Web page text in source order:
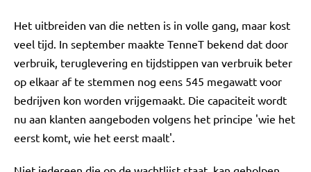
Het uitbreiden van die netten is in volle gang, maar kost
veel tijd. In september maakte TenneT bekend dat door
verbruik, teruglevering en tijdstippen van verbruik beter
op elkaar af te stemmen nog eens 545 megawatt voor
bedrijven kon worden vrijgemaakt. Die capaciteit wordt
nu aan klanten aangeboden volgens het principe 'wie het
eerst komt, wie het eerst maalt'.